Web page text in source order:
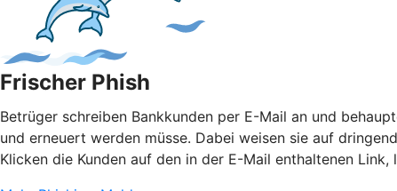
Frischer Phish
Betrüger schreiben Bankkunden per E-Mail an und
und erneuert werden müsse. Dabei weisen sie auf
Klicken die Kunden auf den in der E-Mail enthaltenen